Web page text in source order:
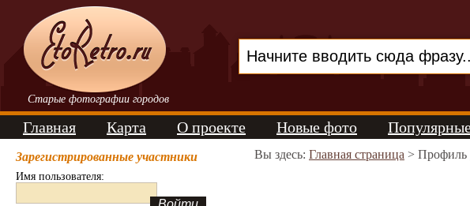
Старые фотографии городов
Главная Карта О проекте Новые фото
Зарегистрированные участники
Имя пользователя:
Вы здесь: Главная страница > Профиль